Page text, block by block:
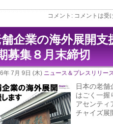
コメント: コメントは受
企業の海外展開
募集８月末締切
年 7月 9日 (木) ニュース＆プレスリリー
日本の老
はごく一握
アセンティ
チャイズ展